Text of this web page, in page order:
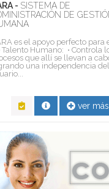
- SISTEMA DE
DE
es el apoyo perfecto para
Talento Humano: • Controla
que allí se llevan a
una independencia del
ver más